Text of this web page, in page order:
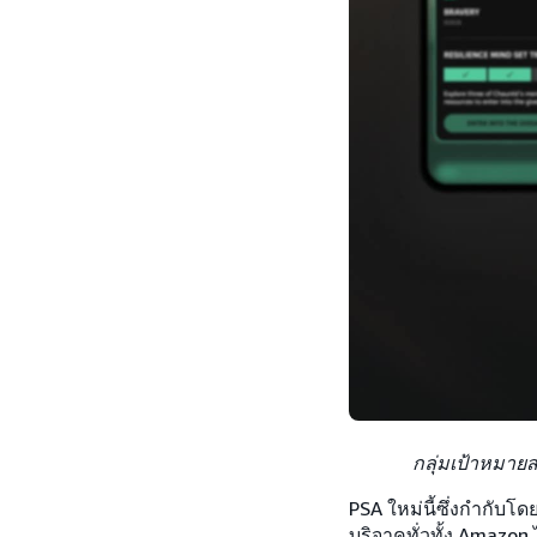
กลุ่มเป้าหมาย
PSA ใหม่นี้ซึ่งกำกับโ